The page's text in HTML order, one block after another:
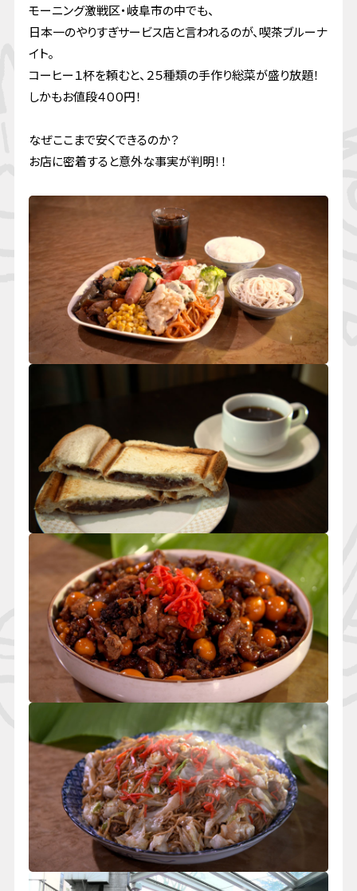
モーニング激戦区・岐阜市の中でも、
日本一のやりすぎサービス店と言われるのが、喫茶ブルーナ
イト。
コーヒー１杯を頼むと、２５種類の手作り総菜が盛り放題！
しかもお値段４００円！
なぜここまで安くできるのか？
お店に密着すると意外な事実が判明！！